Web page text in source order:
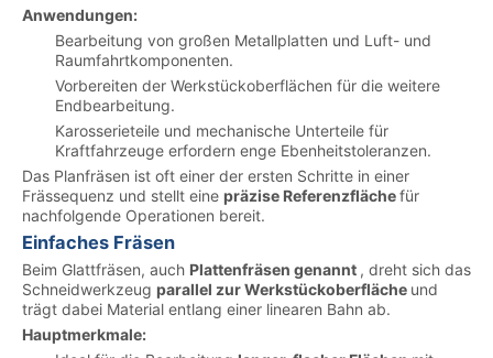
Anwendungen:
Bearbeitung von großen Metallplatten und Luft- und
Raumfahrtkomponenten.
Vorbereiten der Werkstückoberflächen für die weitere
Endbearbeitung.
Karosserieteile und mechanische Unterteile für
Kraftfahrzeuge erfordern enge Ebenheitstoleranzen.
Das Planfräsen ist oft einer der ersten Schritte in einer
Frässequenz und stellt eine präzise Referenzflächefür
nachfolgende Operationen bereit.
Einfaches Fräsen
Beim Glattfräsen, auch Plattenfräsen genannt , dreht sich das
Schneidwerkzeug parallel zur Werkstückoberfläche und
trägt dabei Material entlang einer linearen Bahn ab.
Hauptmerkmale: